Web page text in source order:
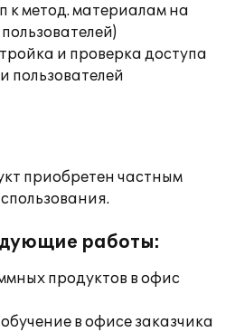
к метод. материалам на
и проверка доступа
пользователей
приобретен частным
работы:
продуктов в офис
в офисе заказчика